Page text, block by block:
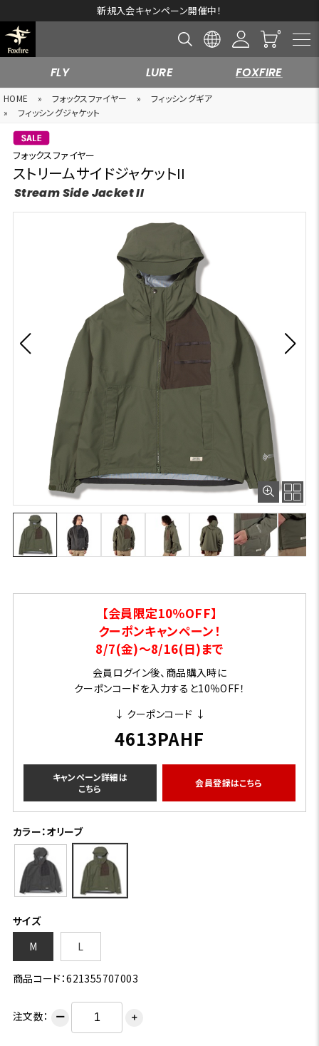
新規入会キャンペーン開催中！
FLY LURE FOXFIRE
HOME » フォックスファイヤー »
フィッシングギア
»
フィッシングジャケット
フォックスファイヤー
ストリームサイドジャケットII
Stream Side Jacket II
【会員限定10％OFF】
クーポンキャンペーン！
8/7(金)～8/16(日)まで
会員ログイン後、商品購入時に
クーポンコードを入力すると10％OFF！
↓ クーポンコード ↓
4613PAHF
キャンペーン詳細は
こちら
会員登録はこちら
カラー：オリーブ
サイズ
M
L
商品コード：621355707003
注文数： ー ＋